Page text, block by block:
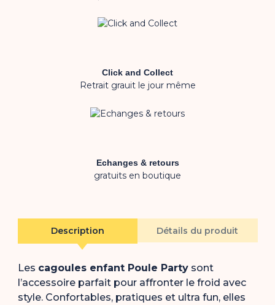
Click and Collect
Retrait grauit le jour même
Echanges & retours
gratuits en boutique
Description Détails du produit
Les cagoules enfant Poule Partysont
l’accessoire parfait pour affronter le froid avec
style. Confortables, pratiques et ultra fun, elles